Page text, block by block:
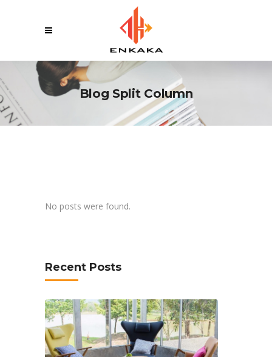
Blog Split Column
No posts were found.
Recent Posts